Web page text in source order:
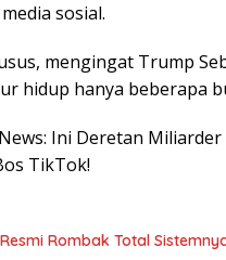
sosial.
mengingat Trump
hidup hanya beberapa
Ini Deretan
TikTok!
Rombak Total